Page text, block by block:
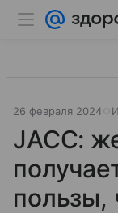
26 февраля 2024
JACC:
пользы,